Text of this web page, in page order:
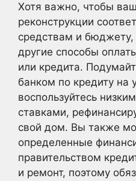
Хотя важно, чтобы
реконструкции
средствам и бюджету,
другие способы
или кредита.
банком по кредиту на
воспользуйтесь
ставками,
свой дом. Вы также
определенные
правительством
и ремонт, поэтому